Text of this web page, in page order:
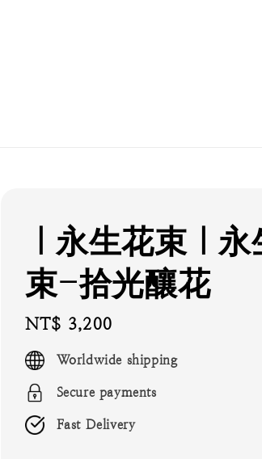
｜永生花束｜
束-拾光釀花
Regular
price
NT$ 3,200
Worldwide shipping
Secure payments
Fast Delivery